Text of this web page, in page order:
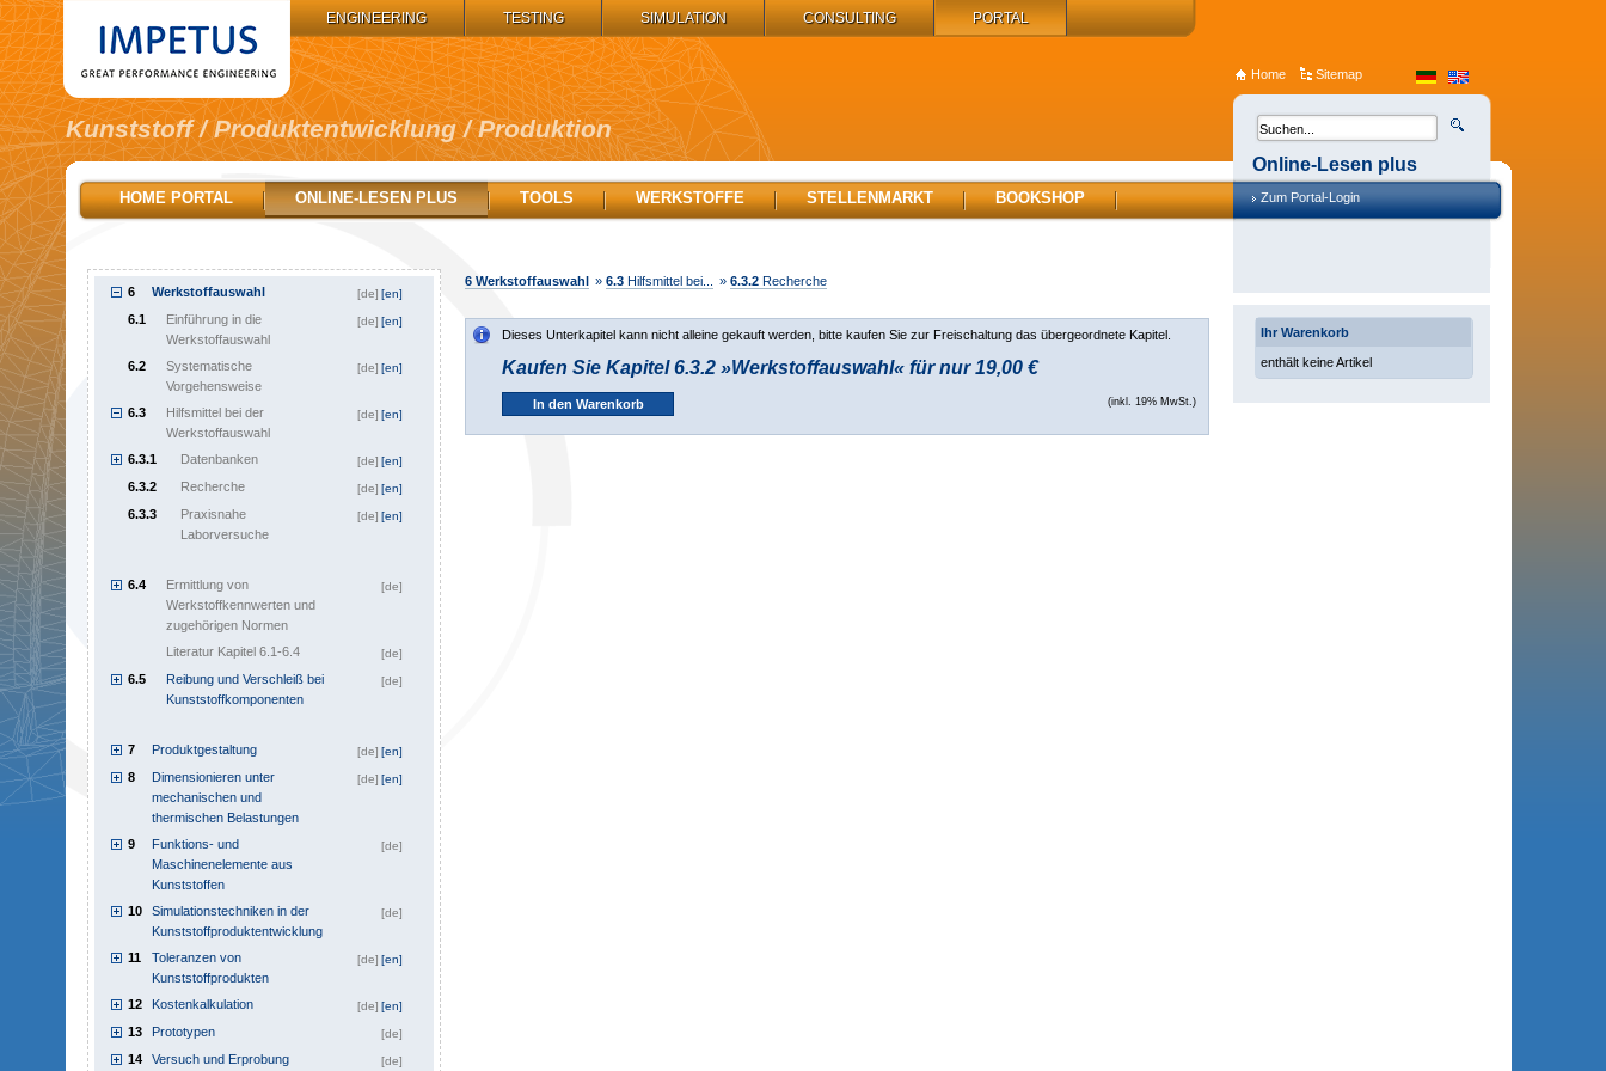
Kunststoff / Produktentwicklung / Produktion
6 Werkstoffauswahl » 6.3 Hilfsmittel bei... » 6.3.2 Recherche
1 Inhalt [de]
2 Wegweiser [de]
3 Produktplanungsphase
6 Werkstoffauswahl [en]
[de]
6.1
Einführung in die
Werkstoffauswahl
[en]
[de]
6.2
Systematische
Vorgehensweise
[en]
[de]
6.3
Hilfsmittel bei der
Werkstoffauswahl
[en]
[de]
6.3.1 Datenbanken [en]
[de]
6.3.2 Recherche [en]
[de]
6.3.3
Praxisnahe
Laborversuche
[en]
[de]
6.4
Ermittlung von
Werkstoffkennwerten und
zugehörigen Normen
[de]
Literatur Kapitel 6.1-6.4 [de]
6.5
Reibung und Verschleiß bei
Kunststoffkomponenten
[de]
7 Produktgestaltung [en]
[de]
8
Dimensionieren unter
mechanischen und
thermischen Belastungen
[en]
[de]
9
Funktions- und
Maschinenelemente aus
Kunststoffen
[de]
10
Simulationstechniken in der
Kunststoffproduktentwicklung
[de]
11
Toleranzen von
Kunststoffprodukten
[en]
[de]
12 Kostenkalkulation [en]
[de]
13 Prototypen [de]
14 Versuch und Erprobung [de]
Dieses Unterkapitel kann nicht alleine gekauft werden, bitte kaufen Sie zur Freischaltung das übergeordnete Kapitel.
Kaufen Sie Kapitel 6.3.2 »Werkstoffauswahl« für nur 19,00 €
(inkl. 19% MwSt.)
Ihr Warenkorb
enthält keine Artikel
HOME PORTAL ONLINE-LESEN PLUS TOOLS WERKSTOFFE STELLENMARKT BOOKSHOP
Home Sitemap
Online-Lesen plus
Zum Portal-Login
ENGINEERING TESTING SIMULATION CONSULTING PORTAL